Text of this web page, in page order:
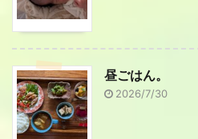
昼ごはん。
2026/7/30